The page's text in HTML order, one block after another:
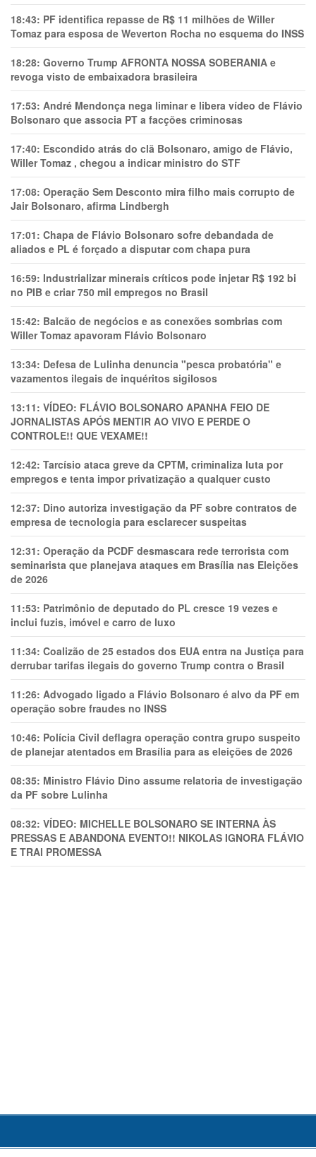
18:43: PF identifica repasse de R$ 11 milhões de Willer
Tomaz para esposa de Weverton Rocha no esquema do INSS
18:28: Governo Trump AFRONTA NOSSA SOBERANIA e
revoga visto de embaixadora brasileira
17:53: André Mendonça nega liminar e libera vídeo de Flávio
Bolsonaro que associa PT a facções criminosas
17:40: Escondido atrás do clã Bolsonaro, amigo de Flávio,
Willer Tomaz , chegou a indicar ministro do STF
17:08: Operação Sem Desconto mira filho mais corrupto de
Jair Bolsonaro, afirma Lindbergh
17:01: Chapa de Flávio Bolsonaro sofre debandada de
aliados e PL é forçado a disputar com chapa pura
16:59: Industrializar minerais críticos pode injetar R$ 192 bi
no PIB e criar 750 mil empregos no Brasil
15:42: Balcão de negócios e as conexões sombrias com
Willer Tomaz apavoram Flávio Bolsonaro
13:34: Defesa de Lulinha denuncia "pesca probatória" e
vazamentos ilegais de inquéritos sigilosos
13:11: VÍDEO: FLÁVIO BOLSONARO APANHA FEIO DE
JORNALISTAS APÓS MENTIR AO VIVO E PERDE O
CONTROLE!! QUE VEXAME!!
12:42: Tarcísio ataca greve da CPTM, criminaliza luta por
empregos e tenta impor privatização a qualquer custo
12:37: Dino autoriza investigação da PF sobre contratos de
empresa de tecnologia para esclarecer suspeitas
12:31: Operação da PCDF desmascara rede terrorista com
seminarista que planejava ataques em Brasília nas Eleições
de 2026
11:53: Patrimônio de deputado do PL cresce 19 vezes e
inclui fuzis, imóvel e carro de luxo
11:34: Coalizão de 25 estados dos EUA entra na Justiça para
derrubar tarifas ilegais do governo Trump contra o Brasil
11:26: Advogado ligado a Flávio Bolsonaro é alvo da PF em
operação sobre fraudes no INSS
10:46: Polícia Civil deflagra operação contra grupo suspeito
de planejar atentados em Brasília para as eleições de 2026
08:35: Ministro Flávio Dino assume relatoria de investigação
da PF sobre Lulinha
08:32: VÍDEO: MICHELLE BOLSONARO SE INTERNA ÀS
PRESSAS E ABANDONA EVENTO!! NIKOLAS IGNORA FLÁVIO
E TRAl PROMESSA